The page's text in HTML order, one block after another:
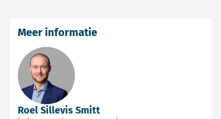
Roel Sillevis Smitt
Meer informatie